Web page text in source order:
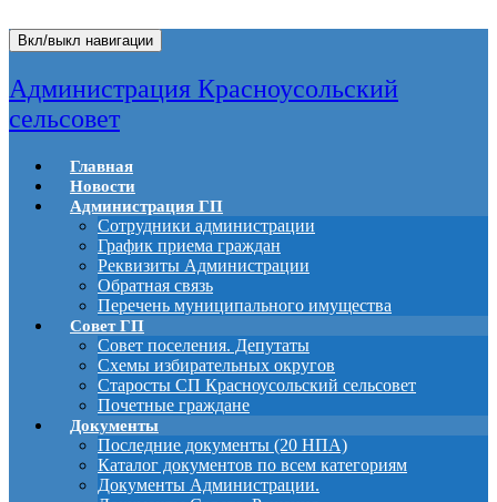
Вкл/выкл навигации
Администрация Красноусольский
сельсовет
Главная
Новости
Администрация ГП
Сотрудники администрации
График приема граждан
Реквизиты Администрации
Обратная связь
Перечень муниципального имущества
Совет ГП
Совет поселения. Депутаты
Схемы избирательных округов
Старосты СП Красноусольский сельсовет
Почетные граждане
Документы
Последние документы (20 НПА)
Каталог документов по всем категориям
Документы Администрации.